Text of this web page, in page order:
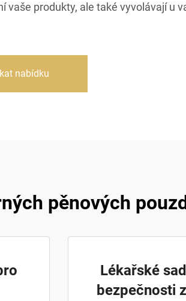
vaše produkty, ale také vyvolávají u
nabídku
pěnových
Lékařské
bezpečnosti